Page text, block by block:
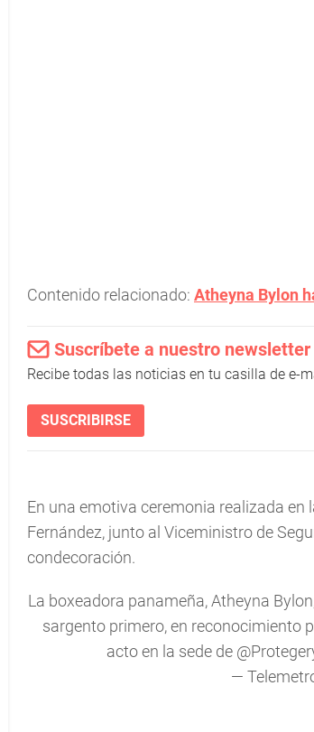
Contenido relacionado: Atheyna Bylon
Suscríbete a nuestro newsletter
Recibe todas las noticias en tu casilla de e-
SUSCRIBIRSE
En una emotiva ceremonia realizada en
Fernández, junto al Viceministro de
condecoración.
La boxeadora panameña, Atheyna
sargento primero, en reconocimiento
acto en la sede de
—